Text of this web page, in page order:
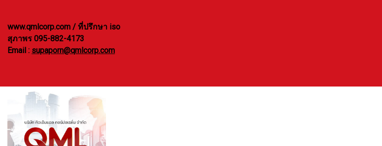
www.qmlcorp.com / ที่ปรึกษา iso
สุภาพร 095-882-4173
Email : supaporn@qmlcorp.com